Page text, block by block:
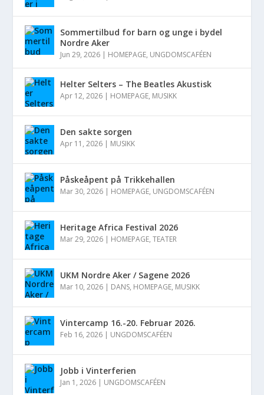
Sommertilbud for barn og unge i bydel
Nordre Aker
Jun 29, 2026 | HOMEPAGE, UNGDOMSCAFÉEN
Helter Selters – The Beatles Akustisk
Apr 12, 2026 | HOMEPAGE, MUSIKK
Den sakte sorgen
Apr 11, 2026 | MUSIKK
Påskeåpent på Trikkehallen
Mar 30, 2026 | HOMEPAGE, UNGDOMSCAFÉEN
Heritage Africa Festival 2026
Mar 29, 2026 | HOMEPAGE,TEATER
UKM Nordre Aker / Sagene 2026
Mar 10, 2026 | DANS, HOMEPAGE, MUSIKK
Vintercamp 16.-20. Februar 2026.
Feb 16, 2026 | UNGDOMSCAFÉEN
Jobb i Vinterferien
Jan 1, 2026 | UNGDOMSCAFÉEN